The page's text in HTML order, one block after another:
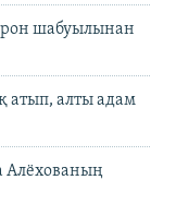
шабуылынан
атып, алты адам
Алёхованың